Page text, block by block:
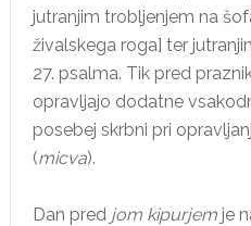
jutranjim trobljenjem na
živalskega roga] ter
27. psalma. Tik pred
opravljajo dodatne
posebej skrbni pri
(micva).
Dan pred jom kipurjemje